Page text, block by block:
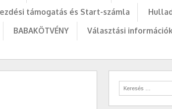
támogatás és Start-számla
BABAKÖTVÉNY Választási